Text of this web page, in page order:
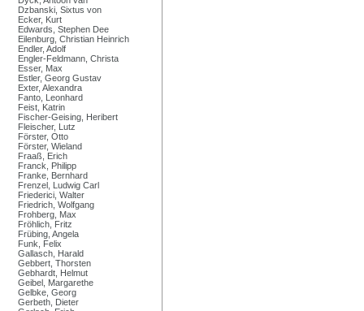
Dzbanski, Sixtus von
Ecker, Kurt
Edwards, Stephen Dee
Eilenburg, Christian Heinrich
Endler, Adolf
Engler-Feldmann, Christa
Esser, Max
Estler, Georg Gustav
Exter, Alexandra
Fanto, Leonhard
Feist, Katrin
Fischer-Geising, Heribert
Fleischer, Lutz
Förster, Otto
Förster, Wieland
Fraaß, Erich
Franck, Philipp
Franke, Bernhard
Frenzel, Ludwig Carl
Friederici, Walter
Friedrich, Wolfgang
Frohberg, Max
Fröhlich, Fritz
Frübing, Angela
Funk, Felix
Gallasch, Harald
Gebbert, Thorsten
Gebhardt, Helmut
Geibel, Margarethe
Gelbke, Georg
Gerbeth, Dieter